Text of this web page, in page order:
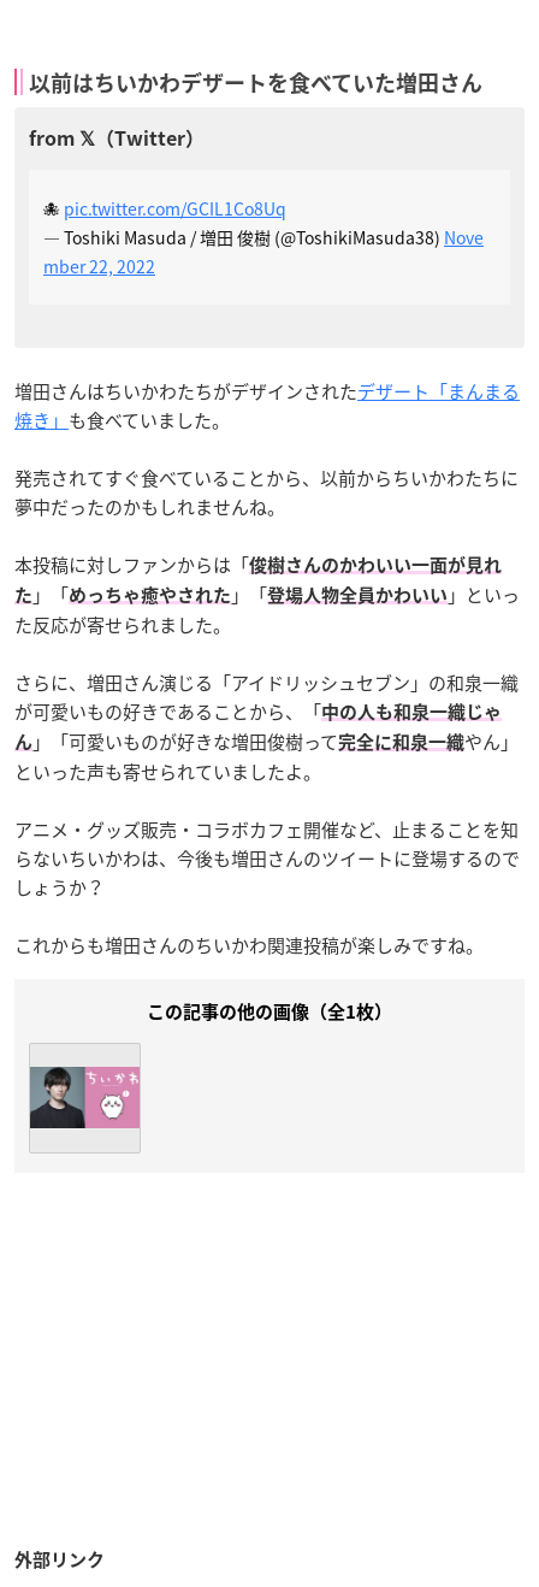
以前はちいかわデザートを食べていた増田さん
🐙 pic.twitter.com/GCIL1Co8Uq
— Toshiki Masuda / 増田 俊樹 (@ToshikiMasuda38) Nove
mber 22, 2022
増田さんはちいかわたちがデザインされたデザート「まんまる
焼き」 も食べていました。
発売されてすぐ食べていることから、以前からちいかわたちに
夢中だったのかもしれませんね。
本投稿に対しファンからは「俊樹さんのかわいい一面が見れ
た 」「めっちゃ癒やされた 」「登場人物全員かわいい 」といっ
た反応が寄せられました。
さらに、増田さん演じる「アイドリッシュセブン」の和泉一織
が可愛いもの好きであることから、「中の人も和泉一織じゃ
ん 」「可愛いものが好きな増田俊樹って完全に和泉一織やん」
といった声も寄せられていましたよ。
アニメ・グッズ販売・コラボカフェ開催など、止まることを知
らないちいかわは、今後も増田さんのツイートに登場するので
しょうか？
これからも増田さんのちいかわ関連投稿が楽しみですね。
この記事の他の画像（全1枚）
外部リンク